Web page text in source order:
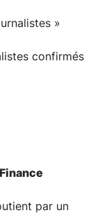
»
confirmés
par un